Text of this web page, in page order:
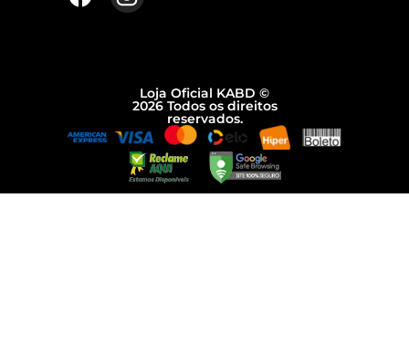
Loja Oficial KABD ©
2026 Todos os direitos
reservados.